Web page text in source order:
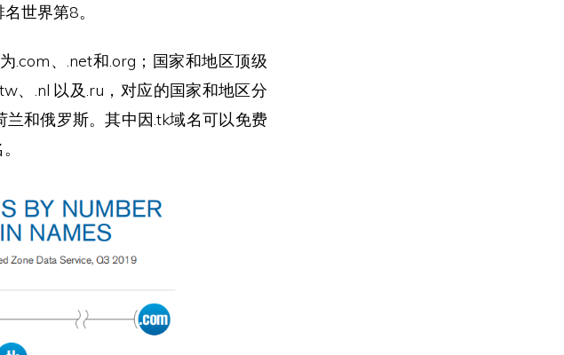
世界第8。
.com、.net和.org；国家和地区顶级
、.nl 以及.ru，对应的国家和地区分
和俄罗斯。其中因.tk域名可以免费